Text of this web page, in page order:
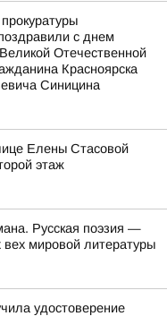
с днем
Отечественной
Красноярска
Синицина
Елены Стасовой
этаж
Русская поэзия —
мировой литературы
удостоверение